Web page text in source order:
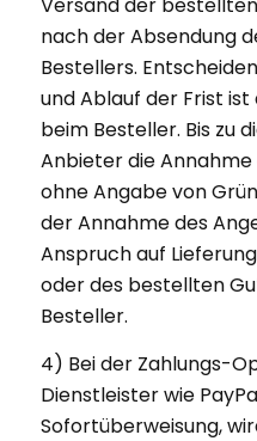
Versand der
nach der Absendung
Bestellers.
und Ablauf der Frist
beim Besteller. Bis zu
Anbieter die
ohne Angabe von
der Annahme des
Anspruch auf
oder des bestellten
Besteller.
4) Bei der Zahlungs-
Dienstleister wie
Sofortüberweisung,